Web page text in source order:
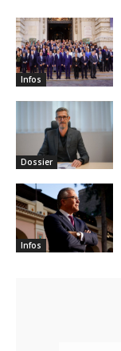
Infos
Dossier
Infos